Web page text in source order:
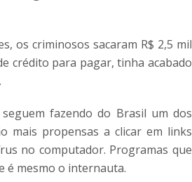
os criminosos sacaram R$ 2,5 mil
crédito para pagar, tinha acabado
fazendo do Brasil um dos
mais propensas a clicar em links
no computador. Programas que
é mesmo o internauta.